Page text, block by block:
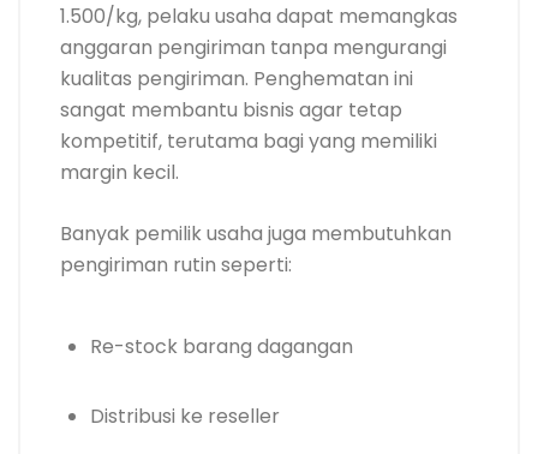
1.500/kg, pelaku usaha dapat memangkas
anggaran pengiriman tanpa mengurangi
kualitas pengiriman. Penghematan ini
sangat membantu bisnis agar tetap
kompetitif, terutama bagi yang memiliki
margin kecil.
Banyak pemilik usaha juga membutuhkan
pengiriman rutin seperti:
Re-stock barang dagangan
Distribusi ke reseller